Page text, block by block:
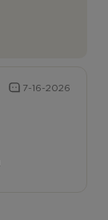
7-16-2026